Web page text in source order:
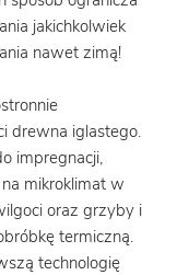
jakichkolwiek
nawet zimą!
drewna iglastego.
impregnacji,
mikroklimat w
oraz grzyby i
termiczną.
technologię